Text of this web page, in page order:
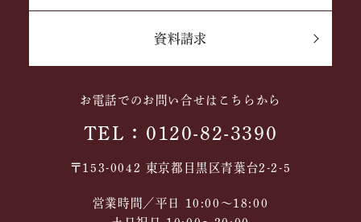
資料請求
お電話でのお問い合せはこちらから
TEL：0120-82-3390
〒153-0042 東京都目黒区青葉台2-2-5
営業時間／平日 10:00～18:00